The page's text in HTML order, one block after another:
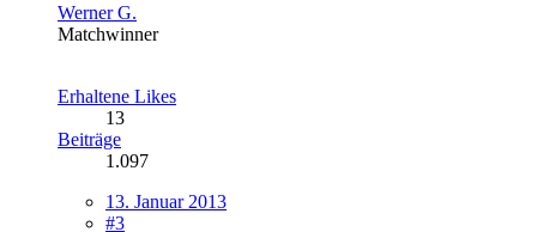
Werner G.
Matchwinner
Erhaltene Likes
13
Beiträge
1.097
13. Januar 2013
#3